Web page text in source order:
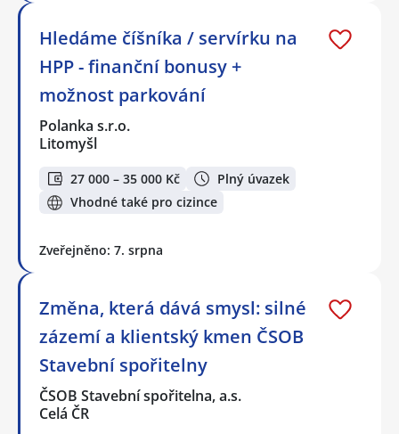
Hledáme číšníka / servírku na
HPP - finanční bonusy +
možnost parkování
Polanka s.r.o.
Litomyšl
27 000 – 35 000 Kč
Plný úvazek
Vhodné také pro cizince
Zveřejněno: 7. srpna
Změna, která dává smysl: silné
zázemí a klientský kmen ČSOB
Stavební spořitelny
ČSOB Stavební spořitelna, a.s.
Celá ČR